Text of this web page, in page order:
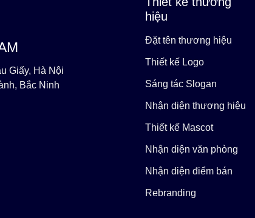
Giấy, Hà Nội
Bắc Ninh
hiệu
Đặt tên thương hiệu
Thiết kế Logo
Sáng tác Slogan
Nhận diện thương hiệu
Thiết kế Mascot
Nhận diện văn phòng
Nhận diện điểm bán
Rebranding